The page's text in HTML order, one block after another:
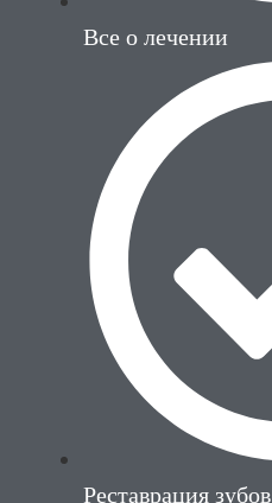
Все о лечении
Реставрация зубов